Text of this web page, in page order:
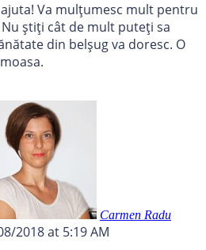
Va mulțumesc mult pentru
știți cât de mult puteți sa
din belșug va doresc. O
Carmen Radu
2018 at 5:19 AM